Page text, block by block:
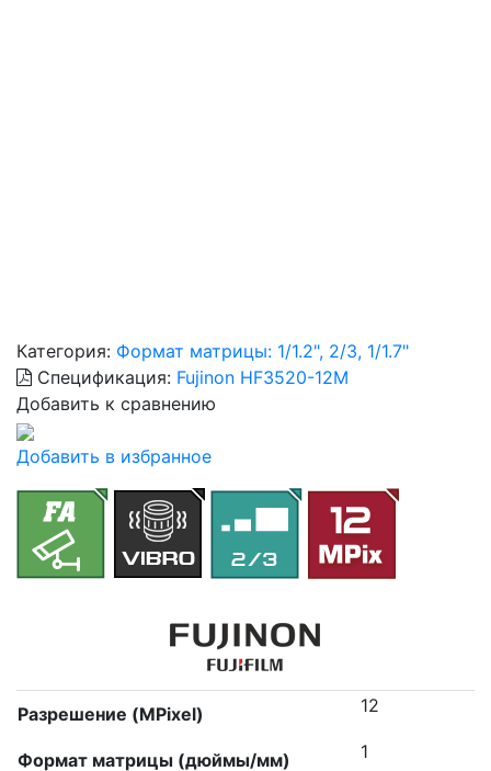
Категория: Формат матрицы: 1/1.2", 2/3, 1/1.7"
Спецификация: Fujinon HF3520-12M
Добавить к сравнению
Добавить в избранное
Разрешение (MPixel) 12
Формат матрицы (дюймы/мм) 1